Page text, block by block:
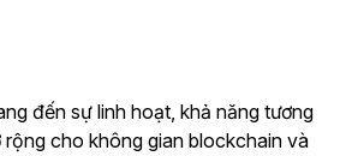
đến sự linh hoạt, khả năng tương
cho không gian blockchain và